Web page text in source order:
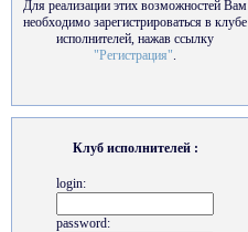
Для реализации этих возможностей Вам
необходимо зарегистрироваться в клубе
исполнителей, нажав ссылку
"Регистрация".
Клуб исполнителей :
login:
password: